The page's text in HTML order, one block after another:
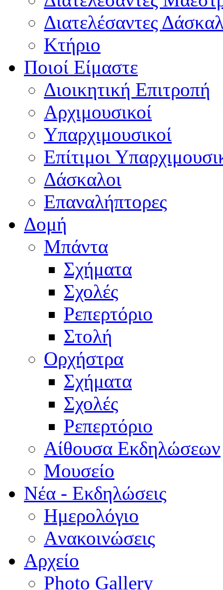
Διατελέσαντες
Κτήριο
Ποιοί Είμαστε
Διοικητική Επιτροπή
Aρχιμουσικοί
Υπαρχιμουσικοί
Επίτιμοι
Δάσκαλοι
Επαναλήπτορες
Δομή
Μπάντα
Σχήματα
Σχολές
Ρεπερτόριο
Στολή
Ορχήστρα
Σχήματα
Σχολές
Ρεπερτόριο
Aίθουσα Εκδηλώσεων
Μουσείο
Νέα - Εκδηλώσεις
Ημερολόγιο
Aνακοινώσεις
Αρχείο
Photo Gallery